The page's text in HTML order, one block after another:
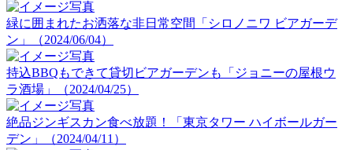
緑に囲まれたお洒落な非日常空間「シロノニワ ビアガーデ
ン」（2024/06/04）
持込BBQもできて貸切ビアガーデンも「ジョニーの屋根ウ
ラ酒場」（2024/04/25）
絶品ジンギスカン食べ放題！「東京タワー ハイボールガー
デン」（2024/04/11）